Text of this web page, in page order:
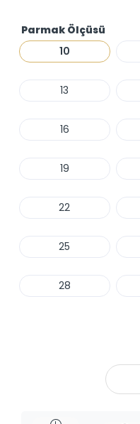
Parmak Ölçüsü
10
13
16
19
22
25
28